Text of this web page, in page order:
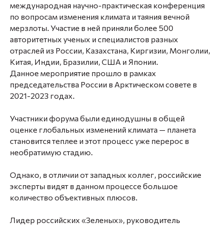
международная научно-практическая конференция
по вопросам изменения климата и таяния вечной
мерзлоты. Участие в ней приняли более 500
авторитетных ученых и специалистов разных
отраслей из России, Казахстана, Киргизии, Монголии,
Китая, Индии, Бразилии, США и Японии.
Данное мероприятие прошло в рамках
председательства России в Арктическом совете в
2021-2023 годах.
Участники форума были единодушны в общей
оценке глобальных изменений климата — планета
становится теплее и этот процесс уже перерос в
необратимую стадию.
Однако, в отличии от западных коллег, российские
эксперты видят в данном процессе большое
количество объективных плюсов.
Лидер российских «Зеленых», руководитель